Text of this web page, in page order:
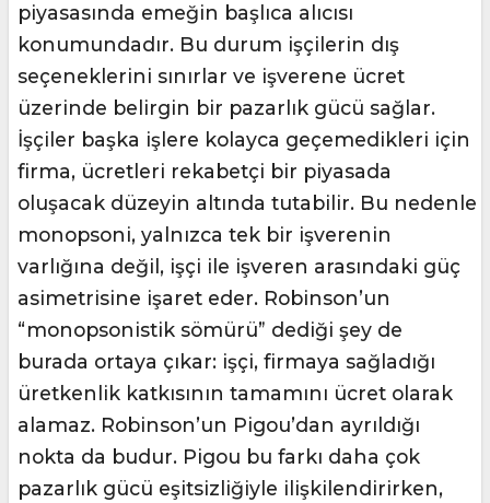
piyasasında emeğin başlıca alıcısı
konumundadır. Bu durum işçilerin dış
seçeneklerini sınırlar ve işverene ücret
üzerinde belirgin bir pazarlık gücü sağlar.
İşçiler başka işlere kolayca geçemedikleri için
firma, ücretleri rekabetçi bir piyasada
oluşacak düzeyin altında tutabilir. Bu nedenle
monopsoni, yalnızca tek bir işverenin
varlığına değil, işçi ile işveren arasındaki güç
asimetrisine işaret eder. Robinson’un
“monopsonistik sömürü” dediği şey de
burada ortaya çıkar: işçi, firmaya sağladığı
üretkenlik katkısının tamamını ücret olarak
alamaz. Robinson’un Pigou’dan ayrıldığı
nokta da budur. Pigou bu farkı daha çok
pazarlık gücü eşitsizliğiyle ilişkilendirirken,